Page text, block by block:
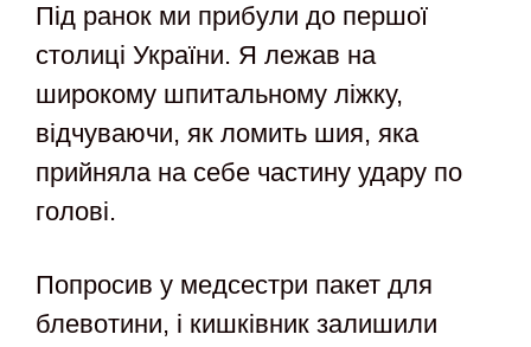
Під ранок ми прибули до першої
столиці України. Я лежав на
широкому шпитальному ліжку,
відчуваючи, як ломить шия, яка
прийняла на себе частину удару по
голові.
Попросив у медсестри пакет для
блевотини, і кишківник залишили